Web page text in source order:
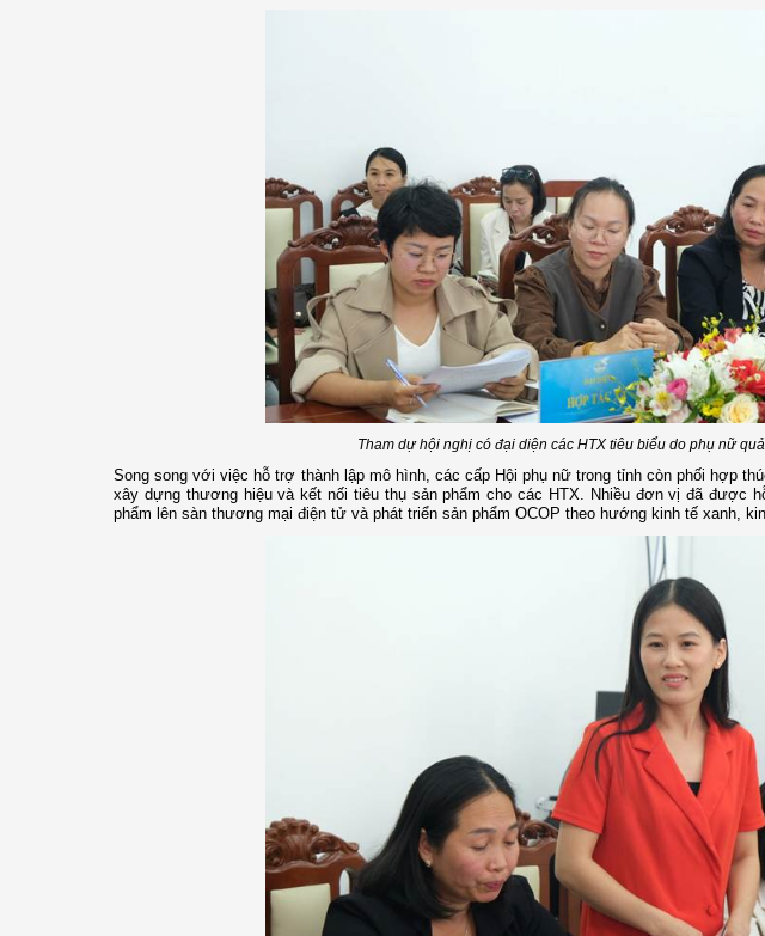
Tham dự hội nghị có đại diện các HTX tiêu biểu do phụ nữ
Song song với việc hỗ trợ thành lập mô hình, các cấp Hội phụ nữ trong tỉnh còn phối hợp
xây dựng thương hiệu và kết nối tiêu thụ sản phẩm cho các HTX. Nhiều đơn vị đã được
phẩm lên sàn thương mại điện tử và phát triển sản phẩm OCOP theo hướng kinh tế xanh,